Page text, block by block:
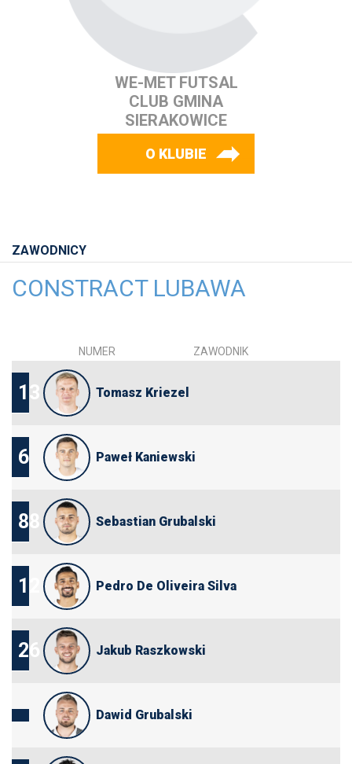
WE-MET FUTSAL
CLUB GMINA
SIERAKOWICE
O KLUBIE
ZAWODNICY
CONSTRACT LUBAWA
NUMER ZAWODNIK
13 Tomasz Kriezel
6 Paweł Kaniewski
88 Sebastian Grubalski
12 Pedro De Oliveira Silva
26 Jakub Raszkowski
Dawid Grubalski